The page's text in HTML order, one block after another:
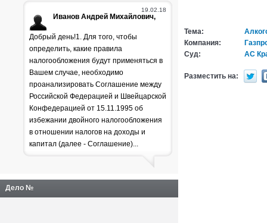
Генпрокуратура
раскритиковала положение
дел в лесной отрасли
19.02.18
Иванов Андрей Михайлович,
Добрый день!1. Для того, чтобы
определить, какие правила
налогообложения будут применяться в
Вашем случае, необходимо
проанализировать Соглашение между
Российской Федерацией и Швейцарской
Конфедерацией от 15.11.1995 об
избежании двойного налогообложения
в отношении налогов на доходы и
капитал (далее - Соглашение)...
Дело №
Тема:
Компания:
Суд:
АС
Разместить на: